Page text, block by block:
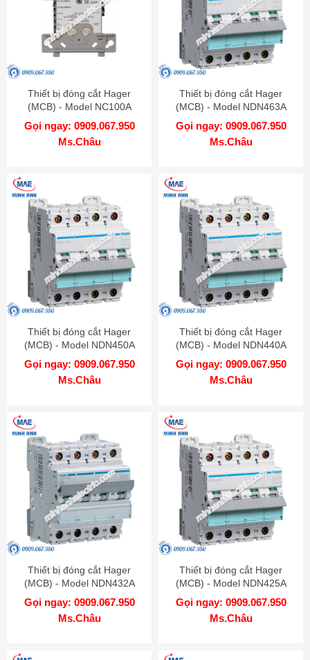
Thiết bị đóng cắt Hager
(MCB) - Model NC100A
Gọi ngay: 0909.067.950
Ms.Châu
Thiết bị đóng cắt Hager
(MCB) - Model NDN463A
Gọi ngay: 0909.067.950
Ms.Châu
Thiết bị đóng cắt Hager
(MCB) - Model NDN450A
Gọi ngay: 0909.067.950
Ms.Châu
Thiết bị đóng cắt Hager
(MCB) - Model NDN440A
Gọi ngay: 0909.067.950
Ms.Châu
Thiết bị đóng cắt Hager
(MCB) - Model NDN432A
Gọi ngay: 0909.067.950
Ms.Châu
Thiết bị đóng cắt Hager
(MCB) - Model NDN425A
Gọi ngay: 0909.067.950
Ms.Châu